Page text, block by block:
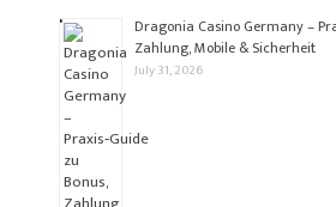
Dragonia Casino Germany –
Zahlung, Mobile & Sicherheit
July 31, 2026